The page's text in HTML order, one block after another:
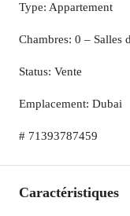
Type: Appartement
Chambres: 0 – Salles
Status: Vente
Emplacement: Dubai
# 71393787459
Caractéristiques